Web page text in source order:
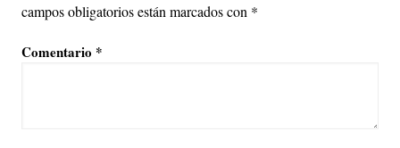
campos obligatorios están marcados con *
Comentario *